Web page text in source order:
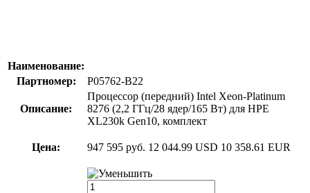
Наименование:
Партномер:
P05762-B22
Описание:
Процессор (передний) Intel Xeon-Platinum
8276 (2,2 ГГц/28 ядер/165 Вт) для HPE
XL230k Gen10, комплект
Цена: 947 595 руб. 12 044.99 USD 10 358.61 EUR